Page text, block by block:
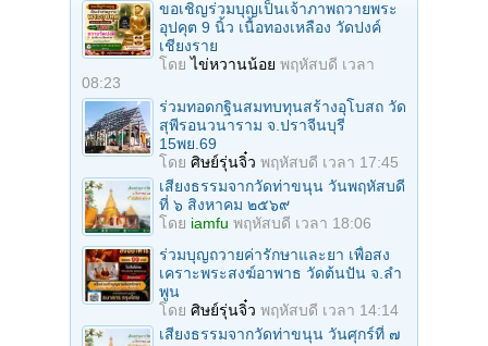
ขอเชิญร่วมบุญเป็นเจ้าภาพถวายพระ
อุปคุต 9 นิ้ว เนื้อทองเหลือง วัดปงค์
เชียงราย
โดยไข่หวานน้อย พฤหัสบดี เวลา
08:23
ร่วมทอดกฐินสมทบทุนสร้างอุโบสถ วัด
สุพีรอนวนาราม จ.ปราจีนบุรี
15พย.69
โดย ศิษย์รุ่นจิ๋ว พฤหัสบดี เวลา 17:45
เสียงธรรมจากวัดท่าขนุน วันพฤหัสบดี
ที่ ๖ สิงหาคม ๒๕๖๙
โดย iamfu พฤหัสบดี เวลา 18:06
ร่วมบุญถวายค่ารักษาและยา เพื่อสง
เคราะพระสงฆ์อาพาธ วัดต้นปัน จ.ลํา
พูน
โดย ศิษย์รุ่นจิ๋ว พฤหัสบดี เวลา 14:14
เสียงธรรมจากวัดท่าขนุน วันศุกร์ที่ ๗